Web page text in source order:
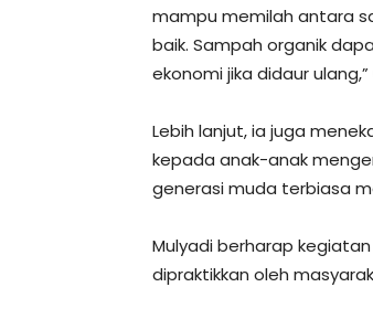
mampu memilah antara
baik. Sampah organik
ekonomi jika didaur ulang,”
Lebih lanjut, ia juga
kepada anak-anak
generasi muda terbiasa
Mulyadi berharap
dipraktikkan oleh